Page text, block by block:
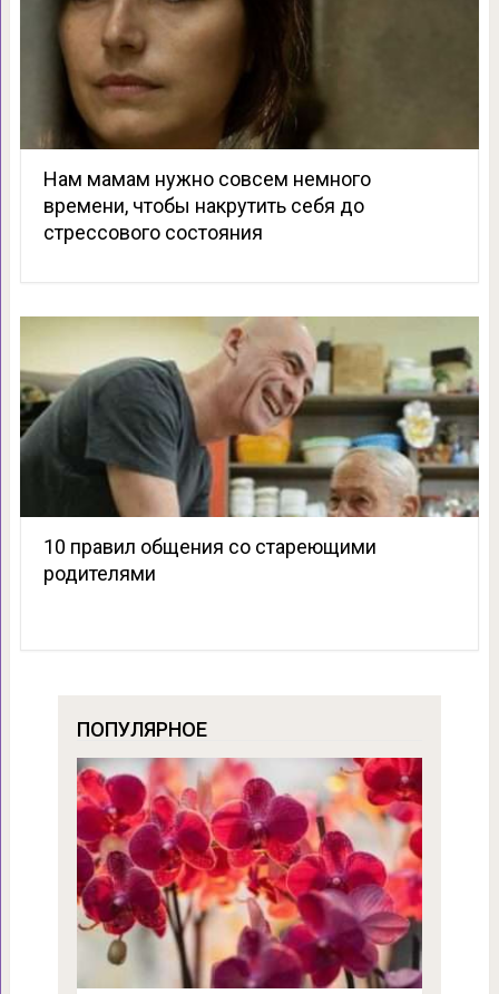
Нам мамам нужно совсем немного
времени, чтобы накрутить себя до
стрессового состояния
10 правил общения со стареющими
родителями
ПОПУЛЯРНОЕ